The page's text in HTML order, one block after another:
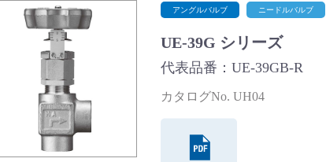
報
継手・システムを探す
アングルバルブ ニードルバルブ
UE-39G シリーズ
代表品番：UE-39GB-R
カタログNo. UH04